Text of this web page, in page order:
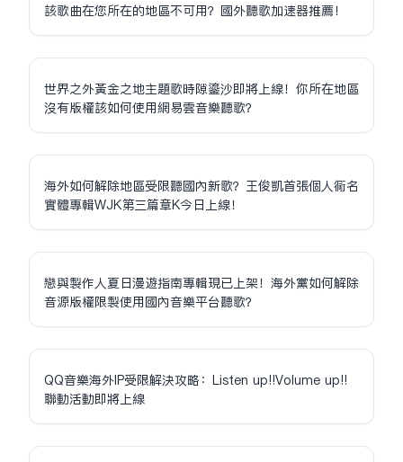
該歌曲在您所在的地區不可用？國外聽歌加速器推薦！
世界之外黃金之地主題歌時隙鎏沙即將上線！你所在地區
沒有版權該如何使用網易雲音樂聽歌？
海外如何解除地區受限聽國內新歌？王俊凱首張個人同名
實體專輯WJK第三篇章K今日上線！
戀與製作人夏日漫遊指南專輯現已上架！海外黨如何解除
音源版權限制使用國內音樂平台聽歌？
QQ音樂海外IP受限解決攻略：Listen up!!Volume up!!
聯動活動即將上線